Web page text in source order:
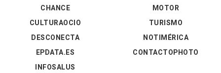
CHANCE
CULTURAOCIO
DESCONECTA
EPDATA.ES
INFOSALUS
MOTOR
TURISMO
NOTIMÉRICA
CONTACTOPHOTO